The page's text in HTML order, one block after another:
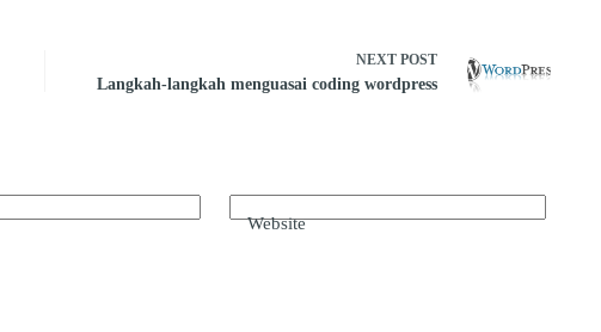
NEXT POST
Langkah-langkah menguasai coding wordpress
Website